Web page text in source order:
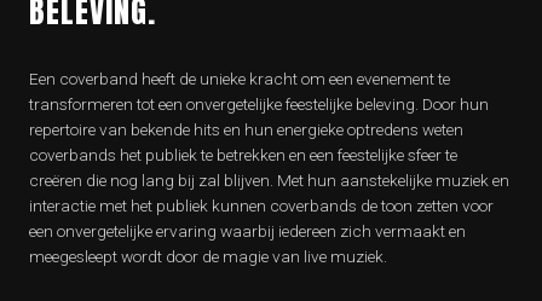
BELEVING.
Een coverband heeft de unieke kracht om een evenement te
transformeren tot een onvergetelijke feestelijke beleving. Door hun
repertoire van bekende hits en hun energieke optredens weten
coverbands het publiek te betrekken en een feestelijke sfeer te
creëren die nog lang bij zal blijven. Met hun aanstekelijke muziek en
interactie met het publiek kunnen coverbands de toon zetten voor
een onvergetelijke ervaring waarbij iedereen zich vermaakt en
meegesleept wordt door de magie van live muziek.